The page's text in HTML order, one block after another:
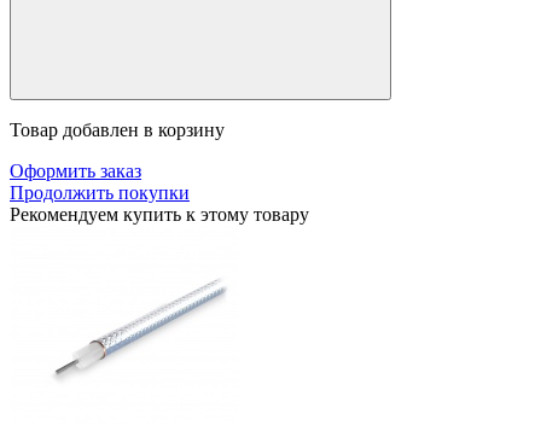
Товар добавлен в корзину
Оформить заказ
Продолжить покупки
Рекомендуем купить к этому товару